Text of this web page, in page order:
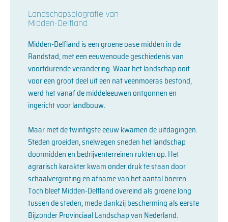
Landschapsbiografie van
Midden-Delfland
Midden-Delfland is een groene oase midden in de
Randstad, met een eeuwenoude geschiedenis van
voortdurende verandering. Waar het landschap ooit
voor een groot deel uit een nat veenmoeras bestond,
werd het vanaf de middeleeuwen ontgonnen en
ingericht voor landbouw.
Maar met de twintigste eeuw kwamen de uitdagingen.
Steden groeiden, snelwegen sneden het landschap
doormidden en bedrijventerreinen rukten op. Het
agrarisch karakter kwam onder druk te staan door
schaalvergroting en afname van het aantal boeren.
Toch bleef Midden-Delfland overeind als groene long
tussen de steden, mede dankzij bescherming als eerste
Bijzonder Provinciaal Landschap van Nederland.